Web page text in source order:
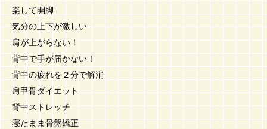
楽して開脚
気分の上下が激しい
肩が上がらない！
背中で手が届かない！
背中の疲れを２分で解消
肩甲骨ダイエット
背中ストレッチ
寝たまま骨盤矯正